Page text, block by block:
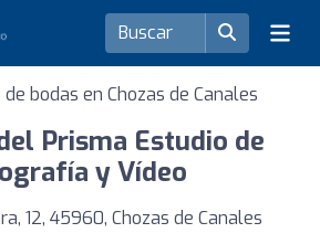
bodas en Chozas de Canales
Prisma Estudio de
y Vídeo
12, 45960, Chozas de Canales